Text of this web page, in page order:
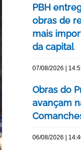
PBH
obras de
mais
da capital
07/08/2026 |
Obras do
avançam
06/08/2026 |